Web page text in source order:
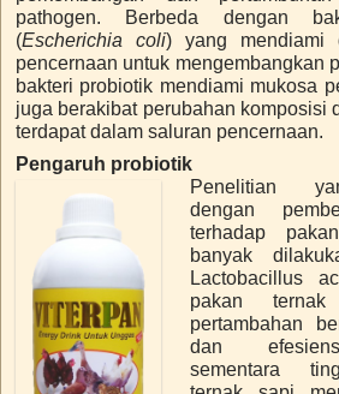
pathogen. Berbeda dengan
(Escherichia coli) yang mendiami
pencernaan untuk mengembangkan
bakteri probiotik mendiami mukosa
juga berakibat perubahan komposisi
terdapat dalam saluran pencernaan.
Pengaruh probiotik
Penelitian
dengan
terhadap
banyak
Lactobacillus
pakan ternak
pertambahan
dan
sementara